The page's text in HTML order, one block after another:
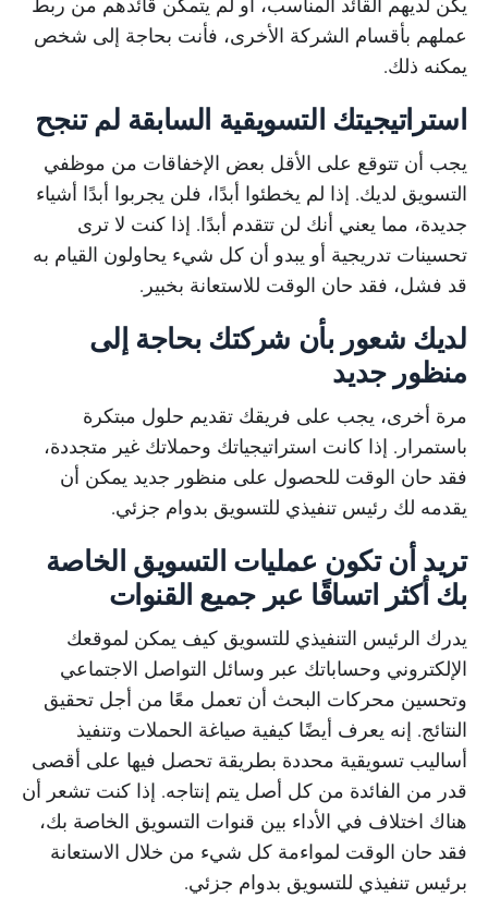
عملهم بأقسام الشركة الأخرى، فأنت بحاجة إلى شخص
يمكنه ذلك.
استراتيجيتك التسويقية السابقة لم تنجح
يجب أن تتوقع على الأقل بعض الإخفاقات من موظفي
التسويق لديك. إذا لم يخطئوا أبدًا، فلن يجربوا أبدًا أشياء
جديدة، مما يعني أنك لن تتقدم أبدًا. إذا كنت لا ترى
تحسينات تدريجية أو يبدو أن كل شيء يحاولون القيام به
قد فشل، فقد حان الوقت للاستعانة بخبير.
لديك شعور بأن شركتك بحاجة إلى
منظور جديد
مرة أخرى، يجب على فريقك تقديم حلول مبتكرة
باستمرار. إذا كانت استراتيجياتك وحملاتك غير متجددة،
فقد حان الوقت للحصول على منظور جديد يمكن أن
يقدمه لك رئيس تنفيذي للتسويق بدوام جزئي.
تريد أن تكون عمليات التسويق الخاصة
بك أكثر اتساقًا عبر جميع القنوات
يدرك الرئيس التنفيذي للتسويق كيف يمكن لموقعك
الإلكتروني وحساباتك عبر وسائل التواصل الاجتماعي
وتحسين محركات البحث أن تعمل معًا من أجل تحقيق
النتائج. إنه يعرف أيضًا كيفية صياغة الحملات وتنفيذ
أساليب تسويقية محددة بطريقة تحصل فيها على أقصى
قدر من الفائدة من كل أصل يتم إنتاجه. إذا كنت تشعر أن
هناك اختلاف في الأداء بين قنوات التسويق الخاصة بك،
فقد حان الوقت لمواءمة كل شيء من خلال الاستعانة
برئيس تنفيذي للتسويق بدوام جزئي.